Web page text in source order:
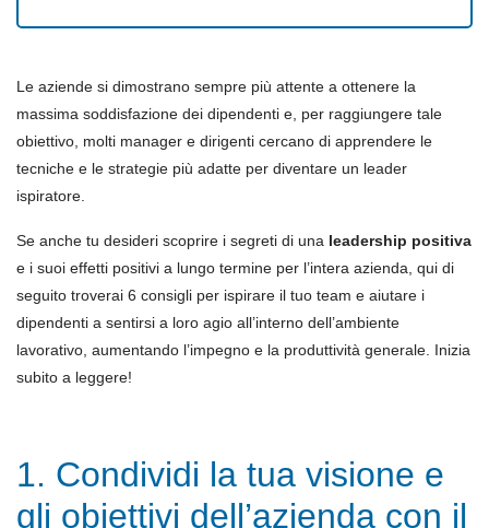
Le aziende si dimostrano sempre più attente a ottenere la
massima soddisfazione dei dipendenti e, per raggiungere tale
obiettivo, molti manager e dirigenti cercano di apprendere le
tecniche e le strategie più adatte per diventare un leader
ispiratore.
Se anche tu desideri scoprire i segreti di una leadership positiva
e i suoi effetti positivi a lungo termine per l’intera azienda, qui di
seguito troverai 6 consigli per ispirare il tuo team e aiutare i
dipendenti a sentirsi a loro agio all’interno dell’ambiente
lavorativo, aumentando l’impegno e la produttività generale. Inizia
subito a leggere!
1. Condividi la tua visione e
gli obiettivi dell’azienda con il